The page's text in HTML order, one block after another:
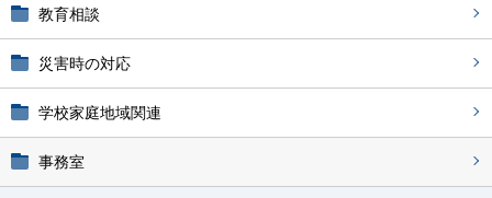
教育相談
災害時の対応
学校家庭地域関連
事務室